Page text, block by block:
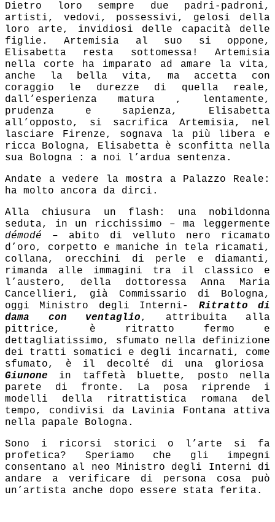
Dietro loro sempre due padri-padroni,
artisti, vedovi, possessivi, gelosi della
loro arte, invidiosi delle capacità delle
figlie. Artemisia al suo si oppone,
Elisabetta resta sottomessa! Artemisia
nella corte ha imparato ad amare la vita,
anche la bella vita, ma accetta con
coraggio le durezze di quella reale,
dall’esperienza matura , lentamente,
prudenza e sapienza, Elisabetta
all’opposto, si sacrifica Artemisia, nel
lasciare Firenze, sognava la più libera e
ricca Bologna, Elisabetta è sconfitta nella
sua Bologna : a noi l’ardua sentenza.
Andate a vedere la mostra a Palazzo Reale:
ha molto ancora da dirci.
Alla chiusura un flash: una nobildonna
seduta, in un ricchissimo – ma leggermente
démodé – abito di velluto nero ricamato
d’oro, corpetto e maniche in tela ricamati,
collana, orecchini di perle e diamanti,
rimanda alle immagini tra il classico e
l’austero, della dottoressa Anna Maria
Cancellieri, già Commissario di Bologna,
oggi Ministro degli Interni- Ritratto di
dama con ventaglio, attribuita alla
pittrice, è ritratto fermo e
dettagliatissimo, sfumato nella definizione
dei tratti somatici e degli incarnati, come
sfumato, è il decolté di una gloriosa
Giunone in taffetà bluette, posto nella
parete di fronte. La posa riprende i
modelli della ritrattistica romana del
tempo, condivisi da Lavinia Fontana attiva
nella papale Bologna.
Sono i ricorsi storici o l’arte si fa
profetica? Speriamo che gli impegni
consentano al neo Ministro degli Interni di
andare a verificare di persona cosa può
un’artista anche dopo essere stata ferita.